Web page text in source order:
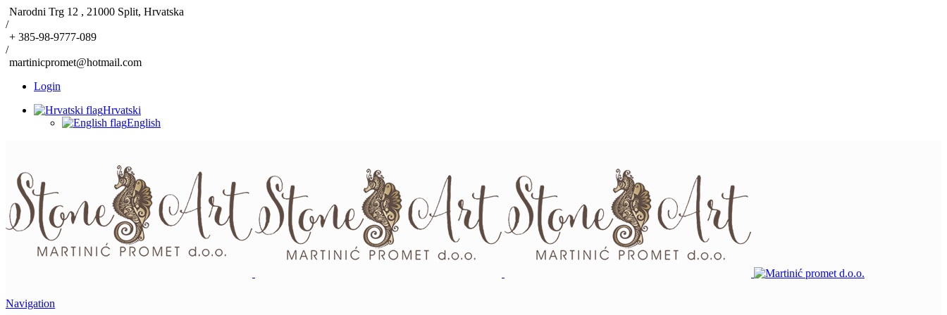
Narodni Trg 12 , 21000 Split, Hrvatska
/
+ 385-98-9777-089
/
martinicpromet@hotmail.com
Login
Hrvatski
English
Navigation